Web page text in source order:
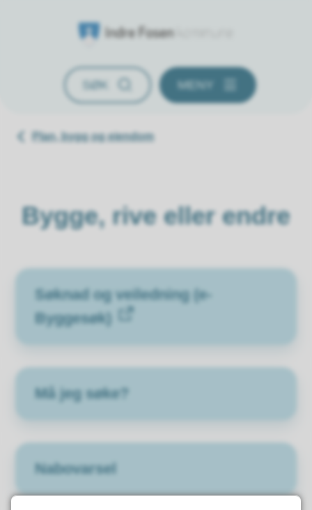
SØK MENY
Du er her:
Plan, bygg og eiendom
Bygge, rive eller endre
Søknad og veiledning (e-
Byggesøk)
Må jeg søke?
Nabovarsel